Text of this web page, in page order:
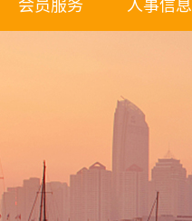
会员服务 人事信息